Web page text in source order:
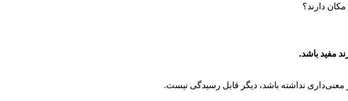
دارند؟
مفید باشد.
معنی‌داری نداشته باشد، دیگر قابل رسیدگی نیست.